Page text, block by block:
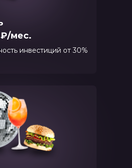
₽/мес.
инвестиций от 30%